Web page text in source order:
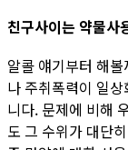
친구사이는 약물사
알콜 얘기부터 해
나 주취폭력이 일
니다. 문제에 비해
도 그 수위가 대단